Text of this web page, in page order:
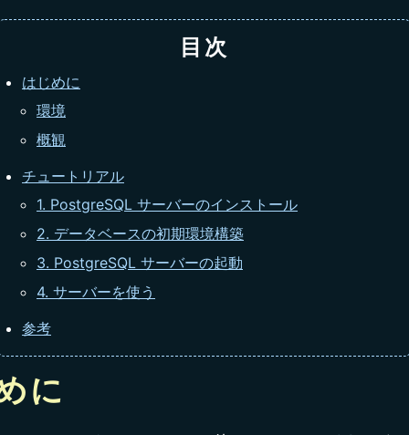
目次
はじめに
環境
概観
チュートリアル
1. PostgreSQL サーバーのインストール
2. データベースの初期環境構築
3. PostgreSQL サーバーの起動
4. サーバーを使う
参考
に